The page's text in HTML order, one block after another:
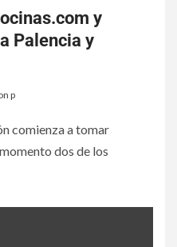
y
Palencia y
p
comienza a tomar
dos de los